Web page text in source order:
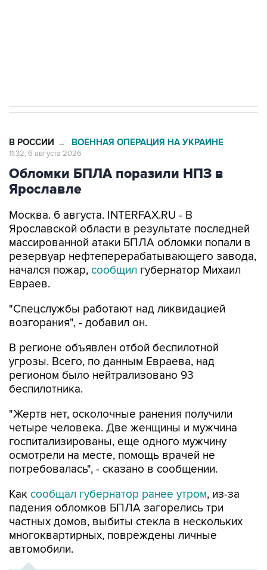
В РОССИИ → ВОЕННАЯ ОПЕРАЦИЯ НА УКРАИНЕ
11:32, 6 августа 2026
Обломки БПЛА поразили НПЗ в
Ярославле
Москва. 6 августа. INTERFAX.RU - В
Ярославской области в результате последней
массированной атаки БПЛА обломки попали в
резервуар нефтеперерабатывающего завода,
начался пожар, сообщил губернатор Михаил
Евраев.
"Спецслужбы работают над ликвидацией
возгорания", - добавил он.
В регионе объявлен отбой беспилотной
угрозы. Всего, по данным Евраева, над
регионом было нейтрализовано 93
беспилотника.
"Жертв нет, осколочные ранения получили
четыре человека. Две женщины и мужчина
госпитализированы, еще одного мужчину
осмотрели на месте, помощь врачей не
потребовалась", - сказано в сообщении.
Как сообщал губернатор ранее утром, из-за
падения обломков БПЛА загорелись три
частных домов, выбиты стекла в нескольких
многоквартирных, повреждены личные
автомобили.